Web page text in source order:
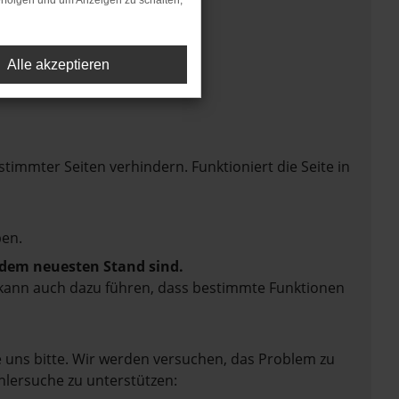
Seiten verhindern. Funktioniert die Seite in
neuesten Stand sind.
auch dazu führen, dass bestimmte Funktionen
bitte. Wir werden versuchen, das Problem zu
zu unterstützen:
Alle akzeptieren